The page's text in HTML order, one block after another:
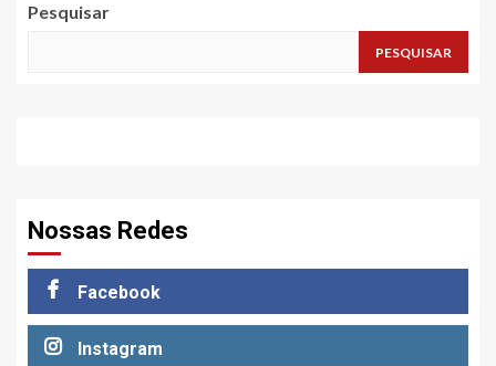
Pesquisar
PESQUISAR
Nossas Redes
Facebook
Instagram